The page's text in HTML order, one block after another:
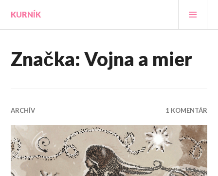
obsah
KURNÍK
Značka:Vojna a mier
ARCHÍV 1 KOMENTÁR